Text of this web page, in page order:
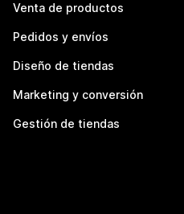
Venta de productos
Pedidos y envíos
Diseño de tiendas
Marketing y conversión
Gestión de tiendas